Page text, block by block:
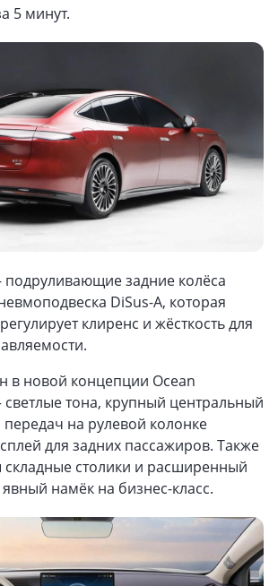
5 минут.
задние колёса
DiSus-A, которая
клиренс и жёсткость для
в новой концепции Ocean
тона, крупный центральный
передач на рулевой колонке
для задних пассажиров. Также
столики и расширенный
намёк на бизнес-класс.